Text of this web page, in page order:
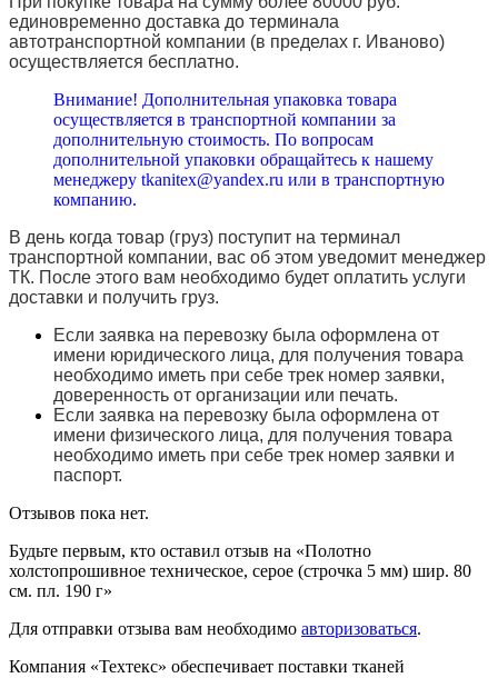
единовременно доставка до терминала
автотранспортной компании (в пределах г. Иваново)
осуществляется бесплатно.
Внимание! Дополнительная упаковка товара
осуществляется в транспортной компании за
дополнительную стоимость. По вопросам
дополнительной упаковки обращайтесь к нашему
менеджеру tkanitex@yandex.ru или в транспортную
компанию.
В день когда товар (груз) поступит на терминал
транспортной компании, вас об этом уведомит менеджер
ТК. После этого вам необходимо будет оплатить услуги
доставки и получить груз.
Если заявка на перевозку была оформлена от
имени юридического лица, для получения товара
необходимо иметь при себе трек номер заявки,
доверенность от организации или печать.
Если заявка на перевозку была оформлена от
имени физического лица, для получения товара
необходимо иметь при себе трек номер заявки и
паспорт.
Отзывов пока нет.
Будьте первым, кто оставил отзыв на «Полотно
холстопрошивное техническое, серое (строчка 5 мм) шир. 80
см. пл. 190 г»
Для отправки отзыва вам необходимо авторизоваться.
Компания «Техтекс» обеспечивает поставки тканей